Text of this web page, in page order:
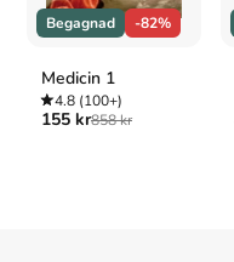
Begagnad -82%
Medicin 1
4.8 (100+)
155 kr858 kr